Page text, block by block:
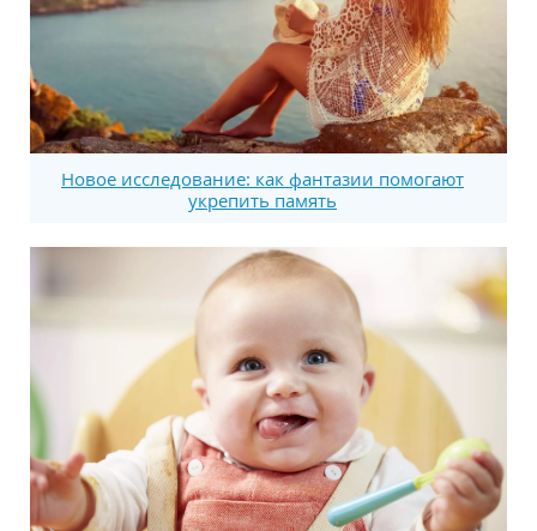
Новое исследование: как фантазии помогают
укрепить память